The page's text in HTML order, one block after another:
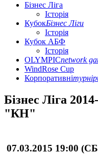
Бізнес Ліга
Історія
КубокБізнес Ліги
Історія
Кубок АБФ
Історія
OLYMPICnetwork
WindRose Cup
Корпоративні
Бізнес Ліга
"КН"
07.03.2015 19:00 (СБ